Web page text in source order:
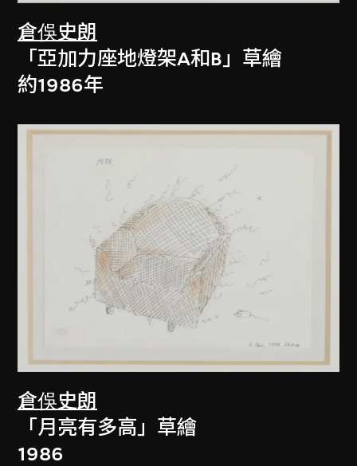
倉俁史朗
「亞加力座地燈架A和B」草繪
約1986年
倉俁史朗
「月亮有多高」草繪
1986